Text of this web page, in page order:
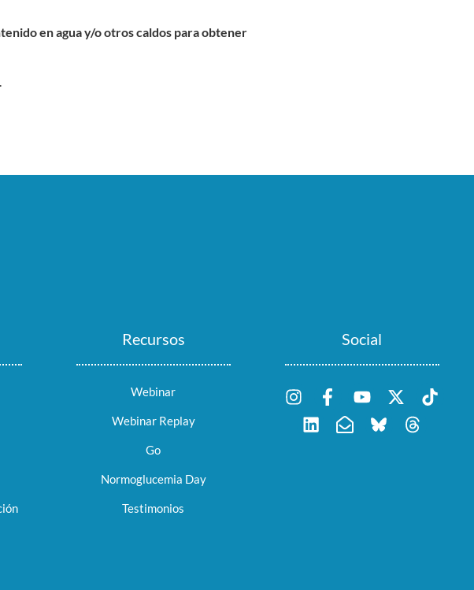
en agua y/o otros caldos para obtener
Recursos
Webinar
Webinar Replay
Go
Normoglucemia Day
Testimonios
Social